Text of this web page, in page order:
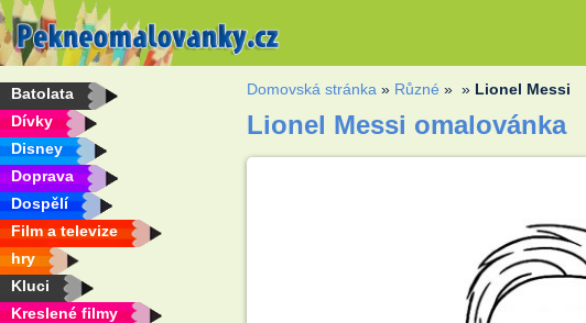
Batolata
Dívky
Disney
Doprava
Dospělí
Film a televize
hry
Kluci
Kreslené filmy
Domovská stránka » Různé » » Lionel Messi
Lionel Messi omalovánka